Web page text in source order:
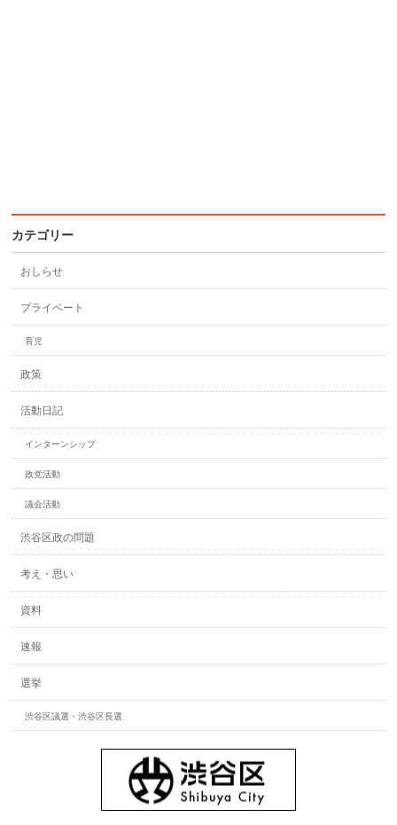
カテゴリー
おしらせ
プライベート
育児
政策
活動日記
インターンシップ
政党活動
議会活動
渋谷区政の問題
考え・思い
資料
速報
選挙
渋谷区議選・渋谷区長選